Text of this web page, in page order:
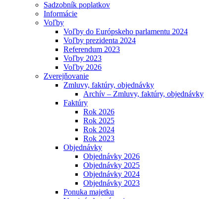
Sadzobník poplatkov
Informácie
Voľby
Voľby do Európskeho parlamentu 2024
Voľby prezidenta 2024
Referendum 2023
Voľby 2023
Voľby 2026
Zverejňovanie
Zmluvy, faktúry, objednávky
Archív – Zmluvy, faktúry, objednávky
Faktúry
Rok 2026
Rok 2025
Rok 2024
Rok 2023
Objednávky
Objednávky 2026
Objednávky 2025
Objednávky 2024
Objednávky 2023
Ponuka majetku